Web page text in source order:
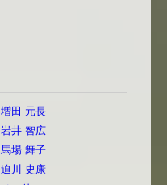
増田 元長
岩井 智広
馬場 舞子
迫川 史康